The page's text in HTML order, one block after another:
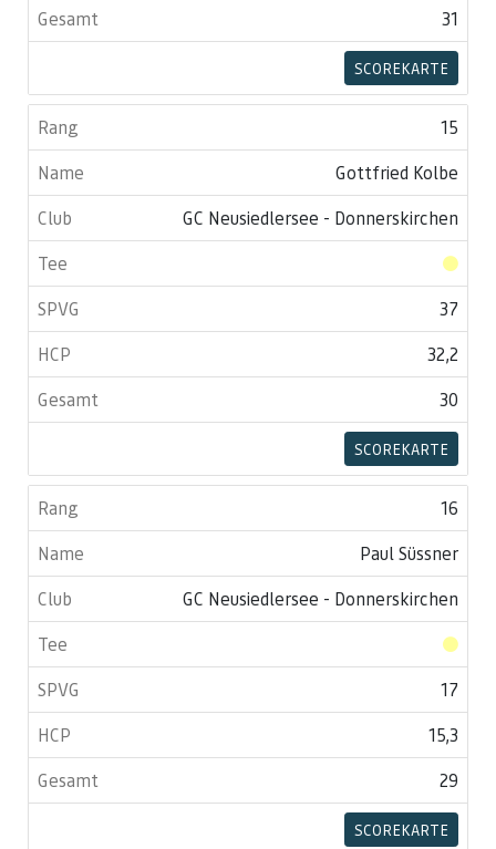
31
SCOREKARTE
15
Gottfried Kolbe
GC Neusiedlersee - Donnerskirchen
37
32,2
30
SCOREKARTE
16
Paul Süssner
GC Neusiedlersee - Donnerskirchen
17
15,3
29
SCOREKARTE